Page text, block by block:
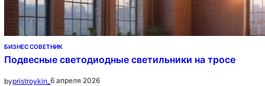
БИЗНЕС СОВЕТНИК
Подвесные светодиодные светильники на тросе
bypristroykin_ 6 апреля 2026